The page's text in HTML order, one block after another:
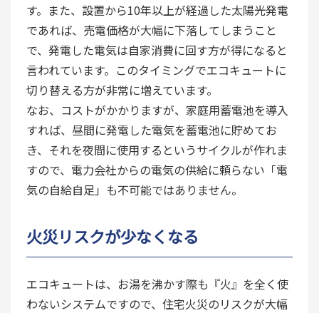
す。また、設置から10年以上が経過した太陽光発電
であれば、売電価格が大幅に下落してしまうこと
で、発電した電気は自家消費に回す方が得になると
言われています。このタイミングでエコキュートに
切り替える方が非常に増えています。
なお、コストがかかりますが、家庭用蓄電池を導入
すれば、昼間に発電した電気を蓄電池に貯めてお
き、それを夜間に使用するというサイクルが作れま
すので、電力会社からの電気の供給に頼らない「電
気の自給自足」も不可能ではありません。
火災リスクが少なくなる
エコキュートは、お湯を沸かす際も『火』を全く使
わないシステムですので、住宅火災のリスクが大幅